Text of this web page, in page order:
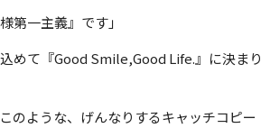
第一主義』です」
めて『Good Smile,Good Life.』に決まり
のような、げんなりするキャッチコピー